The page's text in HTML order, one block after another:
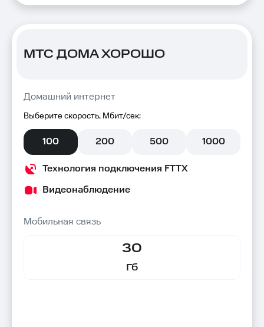
МТС ДОМА ХОРОШО
Домашний интернет
Выберите скорость, Мбит/сек:
100 200 500 1000
Технология подключения FTTX
Видеонаблюдение
Мобильная связь
30
Гб